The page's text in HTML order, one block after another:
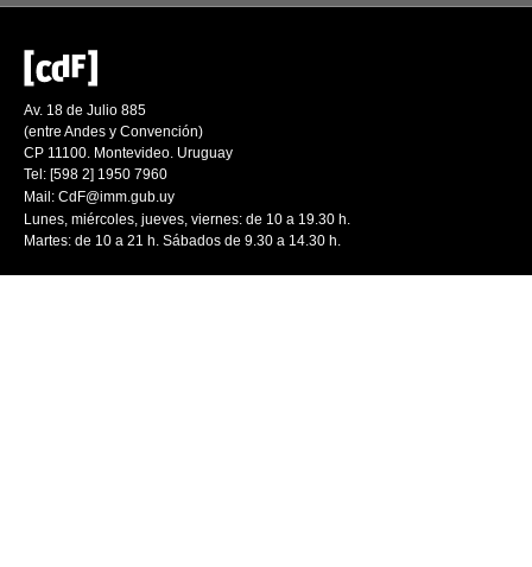
Av. 18 de Julio 885
(entre Andes y Convención)
CP 11100. Montevideo. Uruguay
Tel: [598 2] 1950 7960
Mail: CdF@imm.gub.uy
Lunes, miércoles, jueves, viernes: de 10 a 19.30 h.
Martes: de 10 a 21 h. Sábados de 9.30 a 14.30 h.